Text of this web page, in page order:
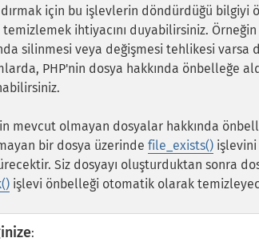
için bu işlevlerin döndürdüğü
ihtiyacını duyabilirsiniz. Örneğin
silinmesi veya değişmesi tehlikesi
PHP'nin dosya hakkında önbelleğe
mevcut olmayan dosyalar hakkında
bir dosya üzerinde file_exists() işlevini
Siz dosyayı oluşturduktan sonra
işlevi önbelleği otomatik olarak
: